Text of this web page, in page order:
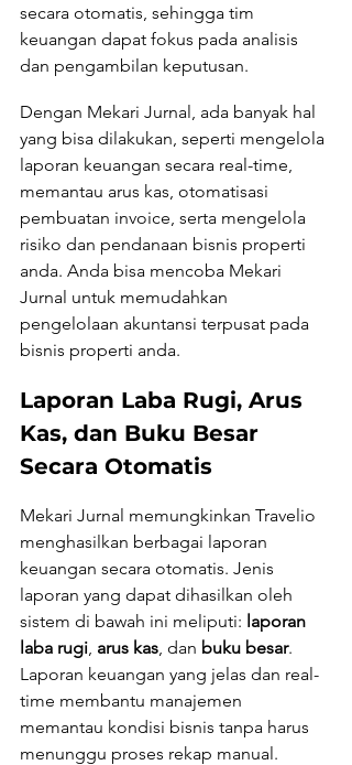
secara otomatis, sehingga tim
keuangan dapat fokus pada analisis
dan pengambilan keputusan.
Dengan Mekari Jurnal, ada banyak hal
yang bisa dilakukan, seperti mengelola
laporan keuangan secara real-time,
memantau arus kas, otomatisasi
pembuatan invoice, serta mengelola
risiko dan pendanaan bisnis properti
anda. Anda bisa mencoba Mekari
Jurnal untuk memudahkan
pengelolaan akuntansi terpusat pada
bisnis properti anda.
Laporan Laba Rugi, Arus
Kas, dan Buku Besar
Secara Otomatis
Mekari Jurnal memungkinkan Travelio
menghasilkan berbagai laporan
keuangan secara otomatis. Jenis
laporan yang dapat dihasilkan oleh
sistem di bawah ini meliputi: laporan
laba rugi, arus kas, dan buku besar.
Laporan keuangan yang jelas dan real-
time membantu manajemen
memantau kondisi bisnis tanpa harus
menunggu proses rekap manual.